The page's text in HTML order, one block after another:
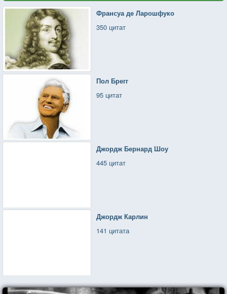
Франсуа де Ларошфуко
350 цитат
Пол Брегг
95 цитат
Джордж Бернард Шоу
445 цитат
Джордж Карлин
141 цитата